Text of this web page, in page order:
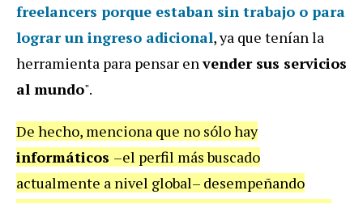
freelancers porque estaban sin trabajo o para
lograr un ingreso adicional, ya que tenían la
herramienta para pensar envender sus servicios
al mundo".
De hecho, menciona que no sólo hay
informáticos –el perfil más buscado
actualmente a nivel global– desempeñando